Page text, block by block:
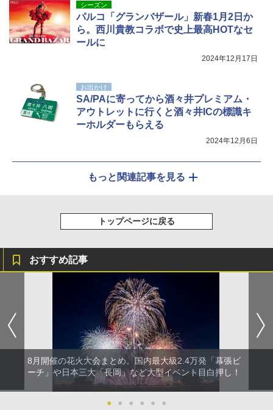
シーズン
パルコ「グランバザール」新春1月2日か
ら。西川貴教コラボで史上最高HOTなセ
ールに
2024年12月17日
お出かけ
SA/PAに寄ってから酒々井プレミアム・
アウトレットに行くと酒々井ICの標識キ
ーホルダーもらえる
2024年12月6日
もっと関連記事を見る
トップページに戻る
おすすめ記事
8月開催の花火大会まとめ。国内最大級2.4万発「幕張ビ
ーチ」や日本三大「長岡」など大型イベント目白押し！
● ● ● ● ● ●